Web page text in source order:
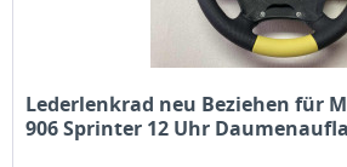
Lederlenkrad neu Beziehen für
906 Sprinter 12 Uhr